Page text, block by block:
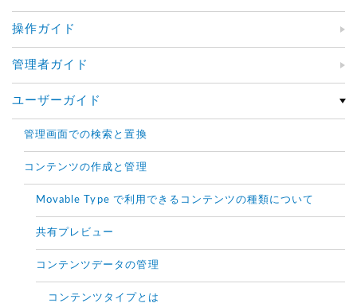
操作ガイド
管理者ガイド
ユーザーガイド
管理画面での検索と置換
コンテンツの作成と管理
Movable Type で利用できるコンテンツの種類について
共有プレビュー
コンテンツデータの管理
コンテンツタイプとは